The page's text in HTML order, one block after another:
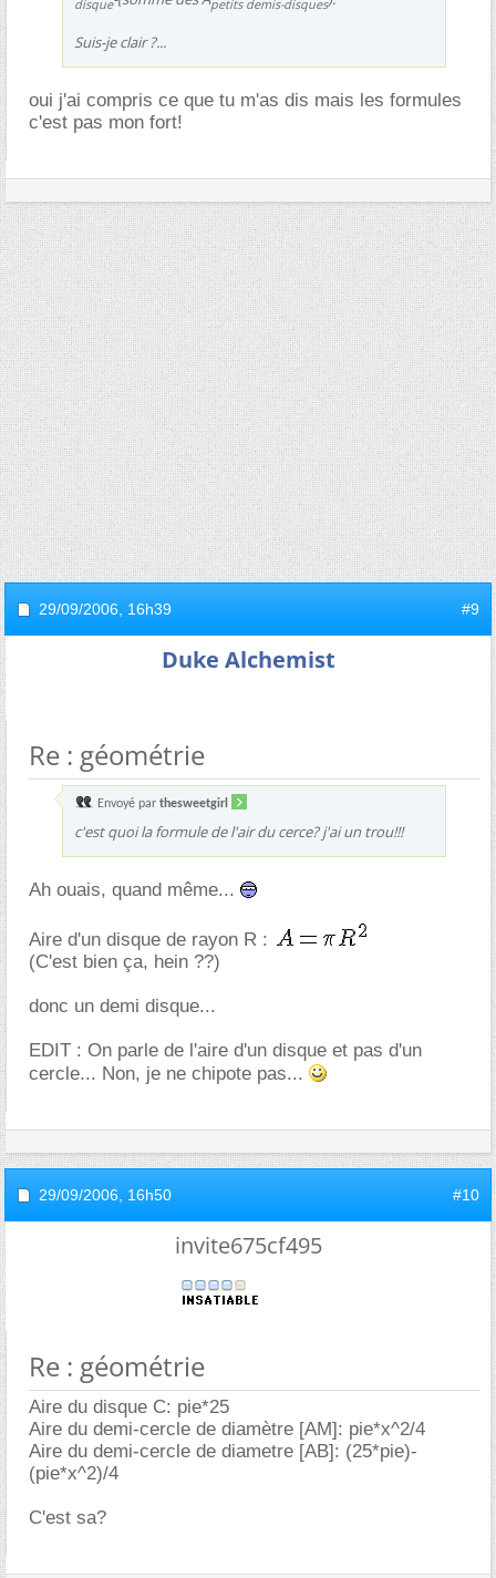
disque
petits demis-disques
Suis-je clair ?...
oui j'ai compris ce que tu m'as dis mais les formules
c'est pas mon fort!
29/09/2006, 16h39 #9
Duke Alchemist
Re : géométrie
Envoyé par thesweetgirl
c'est quoi la formule de l'air du cerce? j'ai un trou!!!
Ah ouais, quand même...
Aire d'un disque de rayon R :
(C'est bien ça, hein ??)
donc un demi disque...
EDIT : On parle de l'aire d'un disque et pas d'un
cercle... Non, je ne chipote pas...
29/09/2006, 16h50 #10
invite675cf495
Re : géométrie
Aire du disque C: pie*25
Aire du demi-cercle de diamètre [AM]: pie*x^2/4
Aire du demi-cercle de diametre [AB]: (25*pie)-
(pie*x^2)/4
C'est sa?